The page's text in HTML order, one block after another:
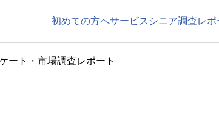
初めての方へサービス シニア調査レポ
ート・市場調査レポート